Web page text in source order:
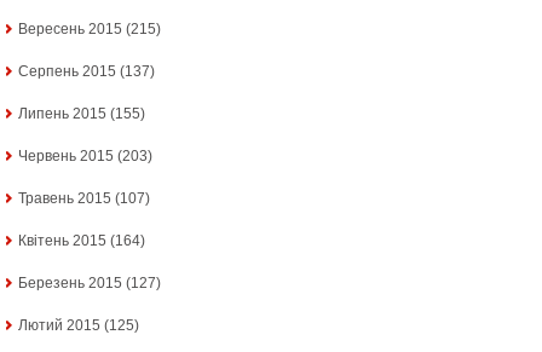
Вересень 2015 (215)
Серпень 2015 (137)
Липень 2015 (155)
Червень 2015 (203)
Травень 2015 (107)
Квітень 2015 (164)
Березень 2015 (127)
Лютий 2015 (125)